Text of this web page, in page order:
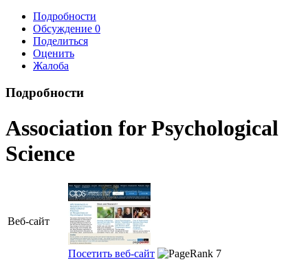
Подробности
Обсуждение 0
Поделиться
Оценить
Жалоба
Подробности
Association for Psychological
Science
Веб-сайт
Посетить веб-сайт